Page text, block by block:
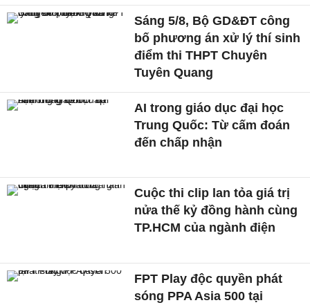
Sáng 5/8, Bộ GD&ĐT công
bố phương án xử lý thí sinh
điểm thi THPT Chuyên
Tuyên Quang
AI trong giáo dục đại học
Trung Quốc: Từ cấm đoán
đến chấp nhận
Cuộc thi clip lan tỏa giá trị
nửa thế kỷ đồng hành cùng
TP.HCM của ngành điện
FPT Play độc quyền phát
sóng PPA Asia 500 tại